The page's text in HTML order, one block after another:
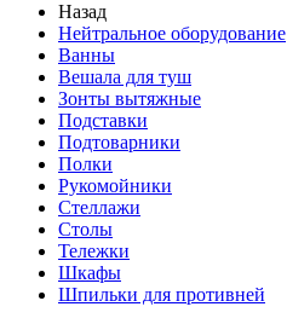
Назад
Нейтральное оборудование
Ванны
Вешала для туш
Зонты вытяжные
Подставки
Подтоварники
Полки
Рукомойники
Стеллажи
Столы
Тележки
Шкафы
Шпильки для противней